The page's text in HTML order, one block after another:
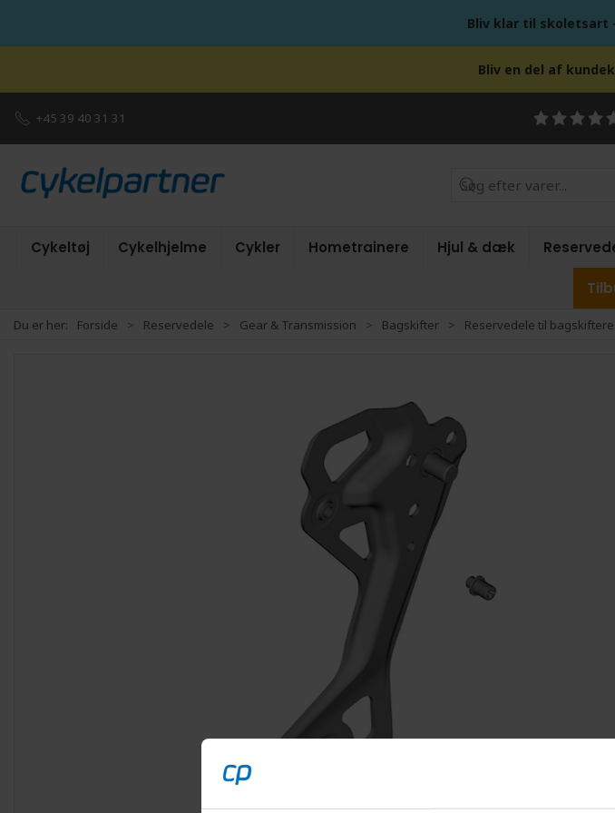
Bliv klar til skoletsart
Bliv en del af
+45 39 40 31 31
Cykeltøj Cykelhjelme Cykler Hometrainere Hjul & dæk
Du er her: Forside Reservedele Gear & Transmission Bagskifter Reservedele til bagskiftere